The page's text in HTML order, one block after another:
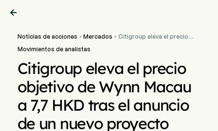

Noticias de acciones  Mercados  Citigroup eleva el precio
hotelero de 950 millones
de dólares
Movimientos de analistas
Citigroup eleva el precio
objetivo de Wynn Macau
a 7,7 HKD tras el anuncio
de un nuevo proyecto